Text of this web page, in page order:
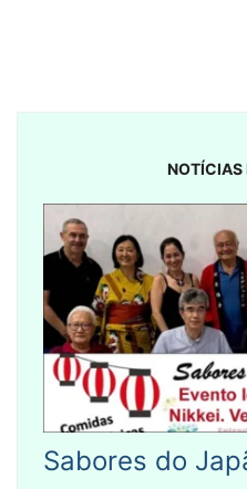
NOTÍCIAS
Sabores do